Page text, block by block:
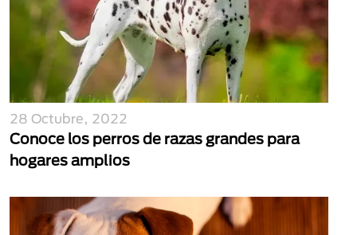
28 Octubre, 2022
Conoce los perros de razas grandes para
hogares amplios